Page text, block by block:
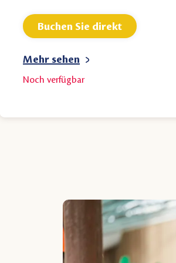
Nochverfügbar
Mehr sehen
Buchen Sie direkt